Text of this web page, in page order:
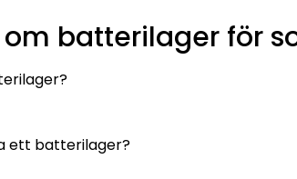
batterilager för
ett batterilager?